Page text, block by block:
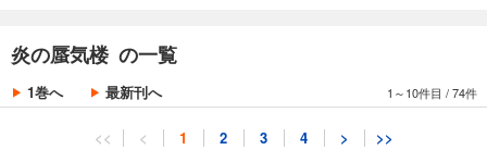
炎の蜃気楼 の一覧
1巻へ 最新刊へ 1～10件目 /74件
<< < 1 2 3 4 > >>